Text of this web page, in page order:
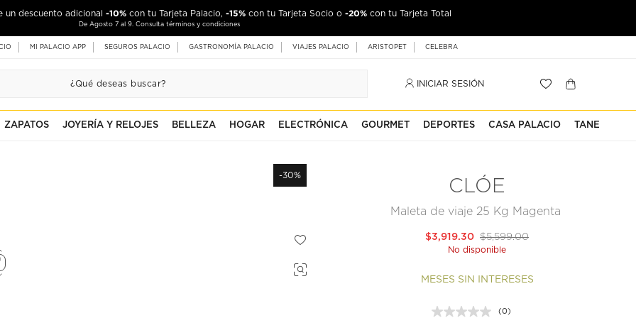
un descuento adicional -10% con tu Tarjeta Palacio, -15% con tu Tarjeta Socio o -20% con tu Tarjeta Total
De Agosto 7 al 9. Consulta términos y condiciones
MI PALACIO APP SEGUROS PALACIO GASTRONOMÍA PALACIO VIAJES PALACIO ARISTOPET CELEBRA
INICIAR SESIÓN
ZAPATOS JOYERÍA Y RELOJES BELLEZA HOGAR ELECTRÓNICA GOURMET DEPORTES CASA PALACIO TANE
-30%
CLÓE
Maleta de viaje 25 Kg Magenta
$5,599.00
$3,919.30
No disponible
MESES SIN INTERESES
(0)